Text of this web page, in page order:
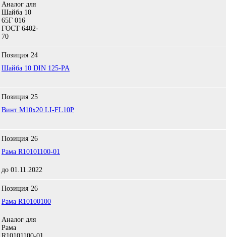
Аналог для
Шайба 10
65Г 016
ГОСТ 6402-
70
Позиция 24
Шайба 10 DIN 125-PA
Позиция 25
Винт М10х20 LI-FL10P
Позиция 26
Рама R10101100-01
до 01.11.2022
Позиция 26
Рама R10100100
Аналог для
Рама